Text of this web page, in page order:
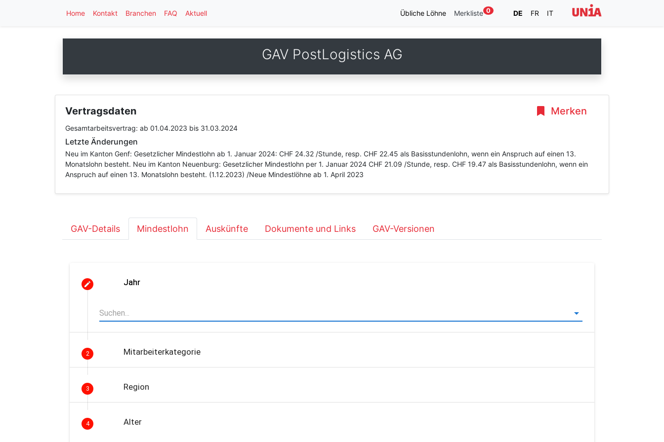
Home Kontakt Branchen FAQ Aktuell Übliche Löhne Merkliste 0 DE FR IT
GAV PostLogistics AG
Merken
Vertragsdaten
Gesamtarbeitsvertrag: ab 01.04.2023 bis 31.03.2024
Letzte Änderungen
Neu im Kanton Genf: Gesetzlicher Mindestlohn ab 1. Januar 2024: CHF 24.32 /Stunde, resp. CHF 22.45 als Basisstundenlohn, wenn ein Anspruch auf einen 13.
Monatslohn besteht. Neu im Kanton Neuenburg: Gesetzlicher Mindestlohn per 1. Januar 2024 CHF 21.09 /Stunde, resp. CHF 19.47 als Basisstundenlohn, wenn ein
Anspruch auf einen 13. Monatslohn besteht. (1.12.2023) /Neue Mindestlöhne ab 1. April 2023
GAV-Details Mindestlohn Auskünfte Dokumente und Links GAV-Versionen
Jahr
2 Mitarbeiterkategorie
3 Region
4 Alter